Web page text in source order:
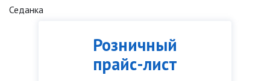
Розничный
прайс-лист
Седанка